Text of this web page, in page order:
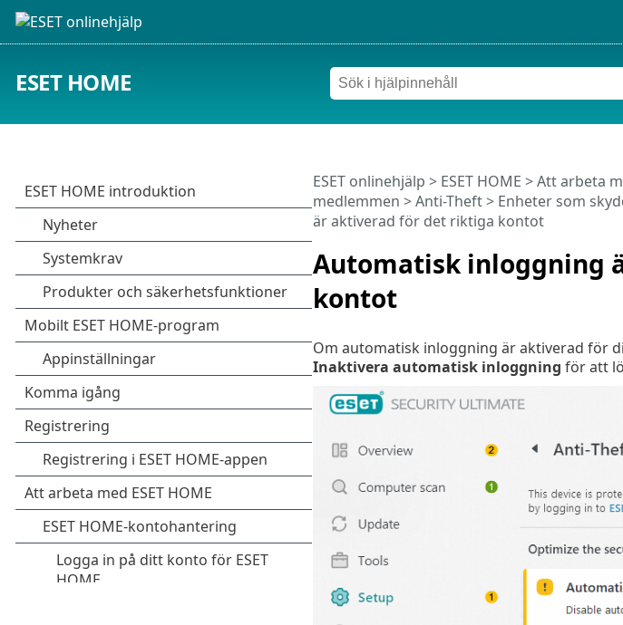
ESET HOME
Automatisk inloggning
kontot
ESET onlinehjälp > ESET HOME >Att arbeta
medlemmen >Anti-Theft> Enheter som
är aktiverad för det riktiga kontot
Om automatisk inloggning är aktiverad för
Inaktivera automatisk inloggning för att